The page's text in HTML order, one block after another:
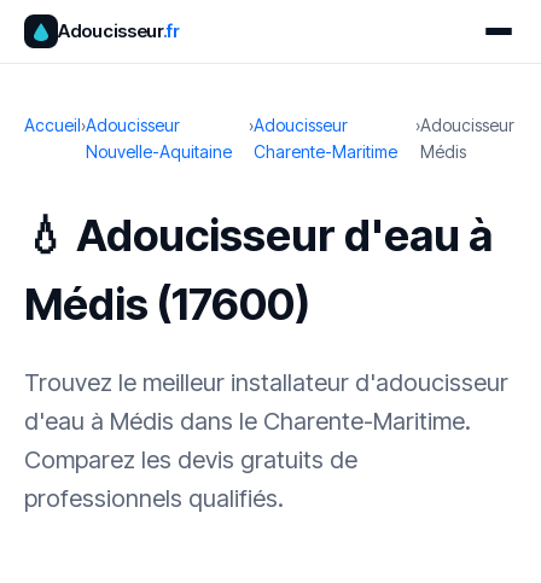
Adoucisseur.fr
Accueil›Adoucisseur
Nouvelle-Aquitaine
›Adoucisseur
Charente-Maritime
›Adoucisseur
Médis
💧 Adoucisseur d'eau à
Médis (17600)
Trouvez le meilleur installateur d'adoucisseur
d'eau à Médis dans le Charente-Maritime.
Comparez les devis gratuits de
professionnels qualifiés.